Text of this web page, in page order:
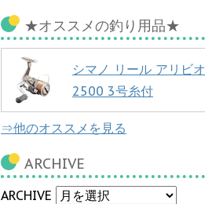
★オススメの釣り用品★
シマノ リール アリビオ
2500 3号糸付
⇒他のオススメを見る
ARCHIVE
ARCHIVE